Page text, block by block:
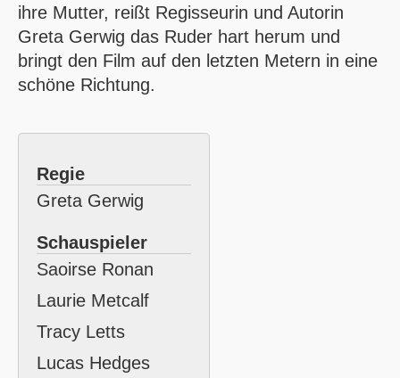
ihre Mutter, reißt Regisseurin und Autorin
Greta Gerwig das Ruder hart herum und
bringt den Film auf den letzten Metern in eine
schöne Richtung.
Regie
Greta Gerwig
Schauspieler
Saoirse Ronan
Laurie Metcalf
Tracy Letts
Lucas Hedges